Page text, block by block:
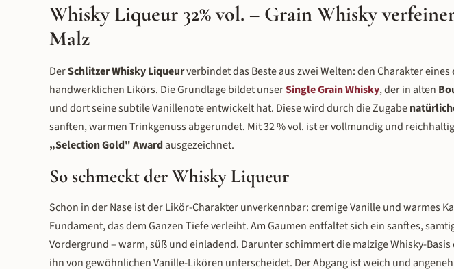
Whisky Liqueur 32% vol. – Grain Whisky
Malz
DerSchlitzer Whisky Liqueurverbindet das Beste aus zwei Welten: den Charakter
handwerklichen Likörs. Die Grundlage bildet unserSingle Grain Whisky, der in alten
und dort seine subtile Vanillenote entwickelt hat. Diese wird durch die Zugabe
sanften, warmen Trinkgenuss abgerundet. Mit 32 % vol. ist er vollmundig und
„Selection Gold" Awardausgezeichnet.
So schmeckt der Whisky Liqueur
Schon in der Nase ist der Likör-Charakter unverkennbar: cremige Vanille und warmes
Fundament, das dem Ganzen Tiefe verleiht. Am Gaumen entfaltet sich ein sanftes,
Vordergrund – warm, süß und einladend. Darunter schimmert die malzige Whisky-
ihn von gewöhnlichen Vanille-Likören unterscheidet. Der Abgang ist weich und